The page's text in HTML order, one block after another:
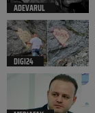
ADEVARUL
DIGI24